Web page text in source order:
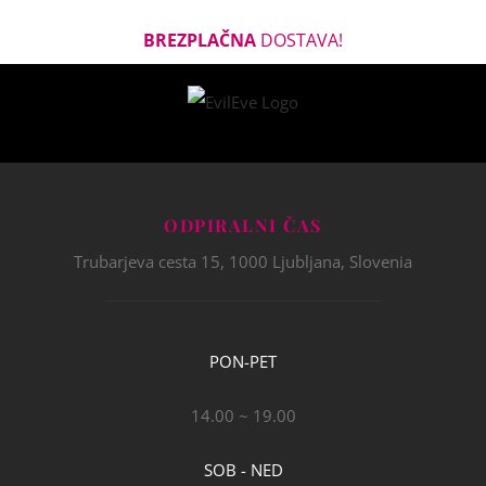
BREZPLAČNA DOSTAVA!
ODPIRALNI ČAS
Trubarjeva cesta 15, 1000 Ljubljana, Slovenia
PON-PET
14.00 ~ 19.00
SOB - NED